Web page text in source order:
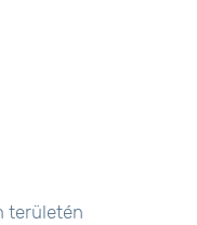
területén